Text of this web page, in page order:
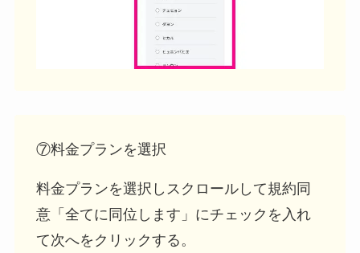
⑦料金プランを選択
料金プランを選択しスクロールして規約同
意「全てに同位します」にチェックを入れ
て次へをクリックする。